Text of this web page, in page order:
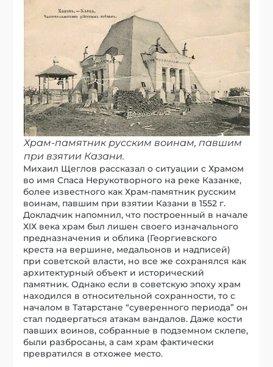
Храм-памятник русским воинам, павшим
при взятии Казани.
Михаил Щеглов рассказал о ситуации с Храмом
во имя Спаса Нерукотворного на реке Казанке,
более известного как Храм-памятник русским
воинам, павшим при взятии Казани в 1552 г.
Докладчик напомнил, что построенный в начале
ХIХ века храм был лишен своего изначального
предназначения и облика (Георгиевского
креста на вершине, медальонов и надписей)
при советской власти, но все же сохранялся как
архитектурный объект и исторический
памятник. Однако если в советскую эпоху храм
находился в относительной сохранности, то с
началом в Татарстане “суверенного периода” он
стал подвергаться атакам вандалов. Даже кости
павших воинов, собранные в подземном склепе,
были разбросаны, а сам храм фактически
превратился в отхожее место.